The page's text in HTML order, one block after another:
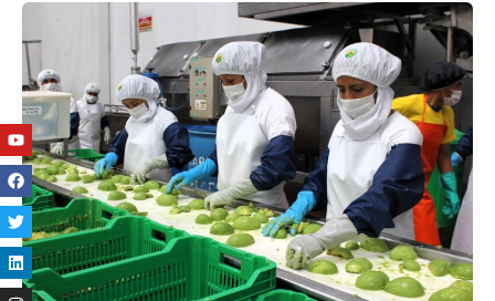
Youtube
Facebook
Twitter
Linkedin
Instagram